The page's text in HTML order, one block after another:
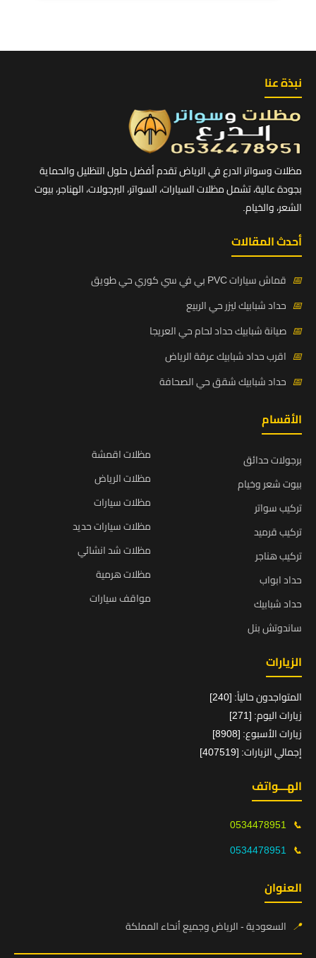
نبذة عنا
مظلات وسواتر الدرع في الرياض تقدم أفضل حلول التظليل والحماية
بجودة عالية، تشمل مظلات السيارات، السواتر، البرجولات، الهناجر، بيوت
الشعر، والخيام.
أحدث المقالات
📅 قماش سيارات PVC بي في سي كوري حي طويق
📅 حداد شبابيك ليزر حي الربيع
📅 صيانة شبابيك حداد لحام حي العريجا
📅 اقرب حداد شبابيك عرقة الرياض
📅 حداد شبابيك شقق حي الصحافة
الأقسام
برجولات حدائق
بيوت شعر وخيام
تركيب سواتر
تركيب قرميد
تركيب هناجر
حداد ابواب
حداد شبابيك
ساندوتش بنل
مظلات اقمشة
مظلات الرياض
مظلات سيارات
مظلات سيارات حديد
مظلات شد انشائي
مظلات هرمية
مواقف سيارات
الزيارات
المتواجدون حالياً: [240]
زيارات اليوم: [271]
زيارات الأسبوع: [8908]
إجمالي الزيارات: [407519]
الهـــواتف
📞
0534478951
📞
0534478951
العنوان
📍 السعودية - الرياض وجميع أنحاء المملكة